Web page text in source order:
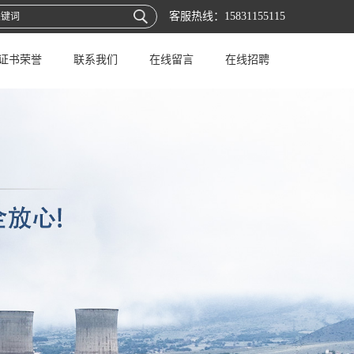
客服热线： 15831155115
书荣誉 联系我们 在线留言 在线招聘